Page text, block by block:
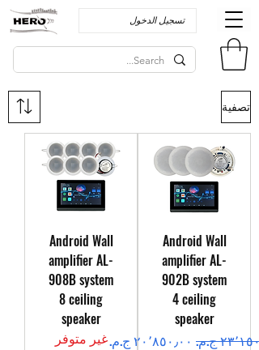
تسجيل الدخول
تصفية
Android Wall
amplifier AL-
902B system
4 ceiling
speaker
عادي
سعر البيع
Android Wall
amplifier AL-
908B system
8 ceiling
speaker
غير متوفر